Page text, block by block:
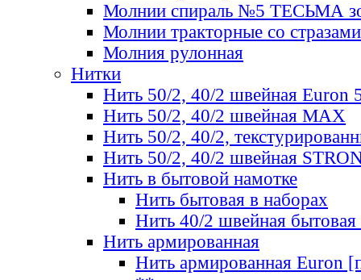
Молнии спираль №5 ТЕСЬМА
Молнии тракторные со стразами
Молния рулонная
Нитки
Нить 50/2, 40/2 швейная Euron
Нить 50/2, 40/2 швейная МАХ
Нить 50/2, 40/2,
Нить 50/2, 40/2 швейная
Нить в бытовой намотке
Нить бытовая в наборах
Нить 40/2 швейная бытовая
Нить армированная
Нить армированная Euron